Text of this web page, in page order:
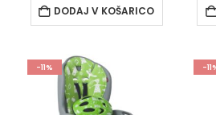
DODAJ V KOŠARICO
-11% -